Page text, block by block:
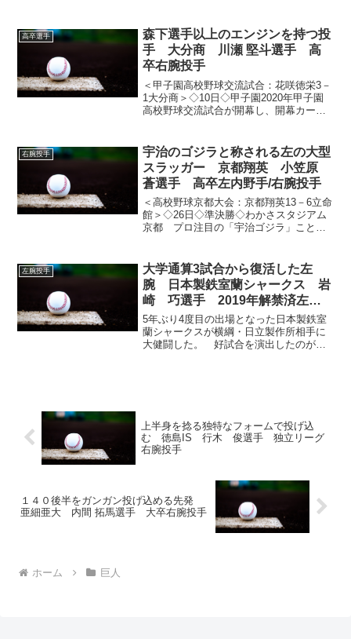
キロ左腕、黒木陽琉（はる）投手（3年）
が、7...
高卒選手
森下選手以上のエンジンを持つ投
手 大分商 川瀬 堅斗選手 高
卒右腕投手
＜甲子園高校野球交流試合：花咲徳栄3－
1大分商＞◇10日◇甲子園2020年甲子園
高校野球交流試合が開幕し、開幕カード
3失点で花咲徳栄（埼玉）に敗れた。この
日は最...
右腕投手
宇治のゴジラと称される左の大型
スラッガー 京都翔英 小笠原
蒼選手 高卒左内野手/右腕投手
＜高校野球京都大会：京都翔英13－6立命
館＞◇26日◇準決勝◇わかさスタジアム
京都 プロ注目の「宇治ゴジラ」こと京
だ。 6－3で迎えた7回表、上位打線が続
いて3点を失い...
左腕投手
大学通算3試合から復活した左
腕 日本製鉄室蘭シャークス 岩
崎 巧選手 2019年解禁済左腕
投手
5年ぶり4度目の出場となった日本製鉄室
蘭シャークスが横綱・日立製作所相手に
大健闘した。 好試合を演出したのが先
上半身を捻る独特なフォームで投げ込
む 徳島IS 行木 俊選手 独立リーグ
右腕投手
１４０後半をガンガン投げ込める先発
亜細亜大 内間 拓馬選手 大卒右腕投手
ホーム 巨人